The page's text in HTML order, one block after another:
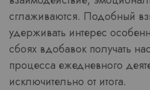
сглаживаются. Подобный
удерживать интерес
сбоях вдобавок получать
процесса ежедневного
исключительно от итога.